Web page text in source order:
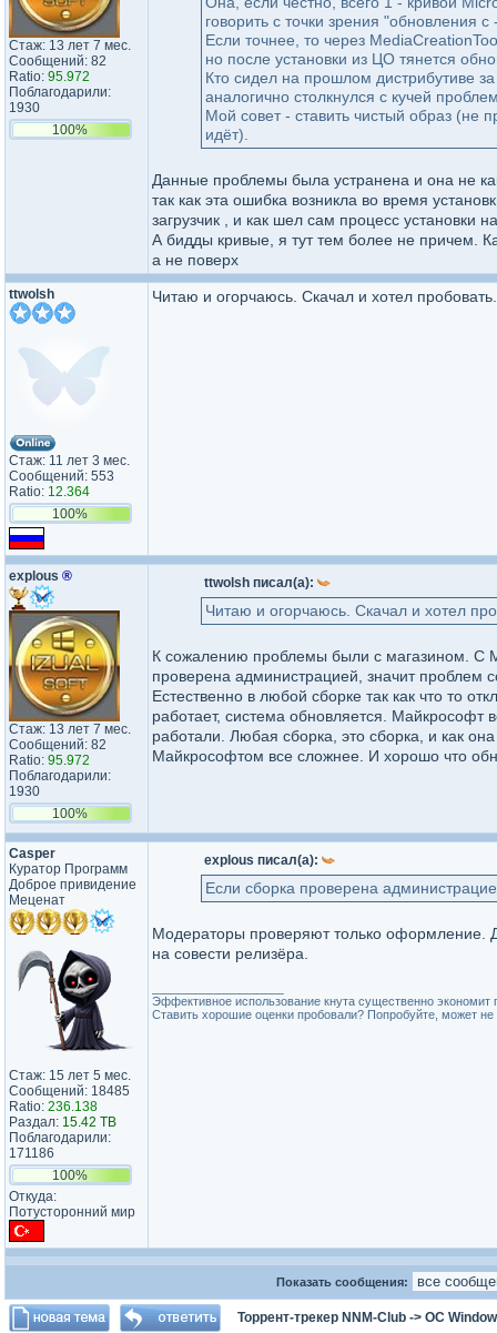
Стаж: 13 лет 7 мес.
Сообщений: 82
Ratio: 95.972
Поблагодарили:
1930
100%
говорить с точки зрения "обновления с
Если точнее, то через
но после установки из ЦО тянется
Кто сидел на прошлом дистрибутиве
аналогично столкнулся с кучей
Мой совет - ставить чистый образ (не
идёт).
Данные проблемы была устранена и она не
так как эта ошибка возникла во время
загрузчик , и как шел сам процесс установки
А бидды кривые, я тут тем более не причем.
а не поверх
ttwolsh
Стаж: 11 лет 3 мес.
Сообщений: 553
Ratio: 12.364
100%
Читаю и огорчаюсь. Скачал и хотел
explous ®
Стаж: 13 лет 7 мес.
Сообщений: 82
Ratio: 95.972
Поблагодарили:
1930
100%
ttwolsh писал(а):
Читаю и огорчаюсь. Скачал и хотел
К сожалению проблемы были с магазином. С
проверена администрацией, значит проблем
Естественно в любой сборке так как что то
работает, система обновляется. Майкрософт
работали. Любая сборка, это сборка, и как
Майкрософтом все сложнее. И хорошо что
Casper
Куратор Программ
Доброе привидение
Меценат
Стаж: 15 лет 5 мес.
Сообщений: 18485
Ratio: 236.138
Раздал: 15.42 TB
Поблагодарили:
171186
100%
Откуда:
Потусторонний мир
explous писал(а):
Если сборка проверена
Модераторы проверяют только оформление.
на совести релизёра.
Эффективное использование кнута существенно экономит
Ставить хорошие оценки пробовали? Попробуйте, может
Показать сообщения:
Торрент-трекер NNM-Club -> ОС